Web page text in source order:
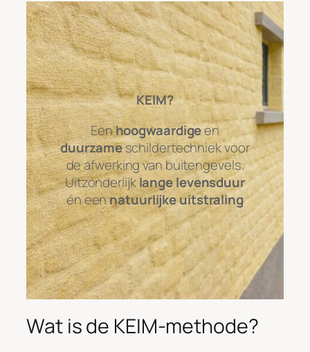
KEIM?
Eenhoogwaardigeen
duurzameschildertechniek voor
de afwerking van buitengevels.
Uitzonderlijklange levensduur
én eennatuurlijke uitstraling
Wat is de KEIM-methode?